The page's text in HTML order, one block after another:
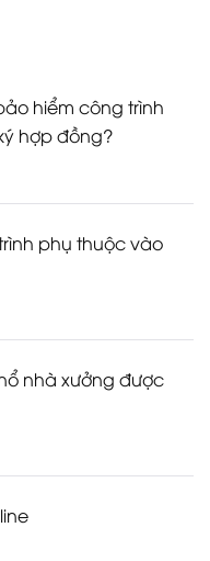
hiểm công trình
hợp đồng?
phụ thuộc vào
nhà xưởng được